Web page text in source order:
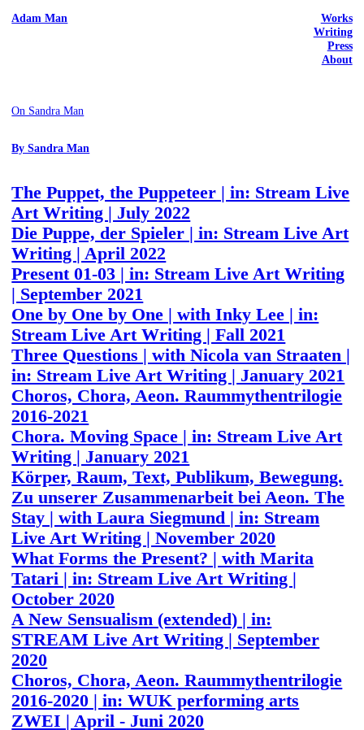
Adam Man
Works
Writing
Press
About
On Sandra Man
By Sandra Man
The Puppet, the Puppeteer | in: Stream Live
Art Writing | July 2022
Die Puppe, der Spieler | in: Stream Live Art
Writing | April 2022
Present 01-03 | in: Stream Live Art Writing
| September 2021
One by One by One | with Inky Lee | in:
Stream Live Art Writing | Fall 2021
Three Questions | with Nicola van Straaten |
in: Stream Live Art Writing | January 2021
Choros, Chora, Aeon. Raummythentrilogie
2016-2021
Chora. Moving Space | in: Stream Live Art
Writing | January 2021
Körper, Raum, Text, Publikum, Bewegung.
Zu unserer Zusammenarbeit bei Aeon. The
Stay | with Laura Siegmund | in: Stream
Live Art Writing | November 2020
What Forms the Present? | with Marita
Tatari | in: Stream Live Art Writing |
October 2020
A New Sensualism (extended) | in:
STREAM Live Art Writing | September
2020
Choros, Chora, Aeon. Raummythentrilogie
2016-2020 | in: WUK performing arts
ZWEI | April - Juni 2020